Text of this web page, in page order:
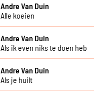
Andre Van Duin
Alle koeien
Andre Van Duin
Als ik even niks te doen heb
Andre Van Duin
Als je huilt